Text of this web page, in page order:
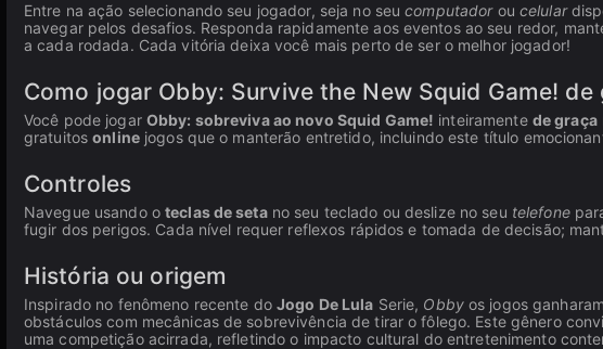
Entre na ação selecionando seu jogador, seja no seucomputadorou celular
navegar pelos desafios. Responda rapidamente aos eventos ao seu redor,
a cada rodada. Cada vitória deixa você mais perto de ser o melhor jogador!
Como jogar Obby: Survive the New Squid Game! de
Você pode jogar Obby: sobreviva ao novo Squid Game! inteiramente de graça
gratuitosonlinejogos que o manterão entretido, incluindo este título
Controles
Navegue usando oteclas de setano seu teclado ou deslize no seu telefone
fugir dos perigos. Cada nível requer reflexos rápidos e tomada de decisão;
História ou origem
Inspirado no fenômeno recente do Jogo De Lula Serie, Obbyos jogos
obstáculos com mecânicas de sobrevivência de tirar o fôlego. Este gênero
uma competição acirrada, refletindo o impacto cultural do entretenimento